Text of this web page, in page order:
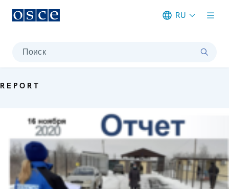
RU
Поиск
REPORT